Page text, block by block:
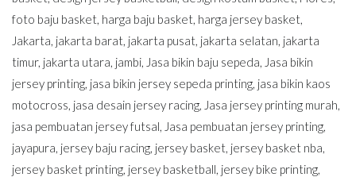
foto baju basket, harga baju basket, harga jersey basket,
Jakarta, jakarta barat, jakarta pusat, jakarta selatan, jakarta
timur, jakarta utara, jambi, Jasa bikin baju sepeda, Jasa bikin
jersey printing, jasa bikin jersey sepeda printing, jasa bikin kaos
motocross, jasa desain jersey racing, Jasa jersey printing murah,
jasa pembuatan jersey futsal, Jasa pembuatan jersey printing,
jayapura, jersey baju racing, jersey basket, jersey basket nba,
jersey basket printing, jersey basketball, jersey bike printing,